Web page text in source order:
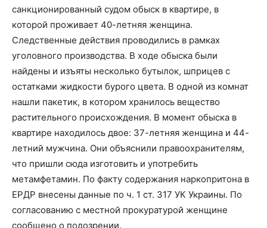
санкционированный судом обыск в квартире, в
которой проживает 40-летняя женщина.
Следственные действия проводились в рамках
уголовного производства. В ходе обыска были
найдены и изъяты несколько бутылок, шприцев с
остатками жидкости бурого цвета. В одной из комнат
нашли пакетик, в котором хранилось вещество
растительного происхождения. В момент обыска в
квартире находилось двое: 37-летняя женщина и 44-
летний мужчина. Они объяснили правоохранителям,
что пришли сюда изготовить и употребить
метамфетамин. По факту содержания наркопритона в
ЕРДР внесены данные по ч. 1 ст. 317 УК Украины. По
согласованию с местной прокуратурой женщине
сообщено о подозрении.